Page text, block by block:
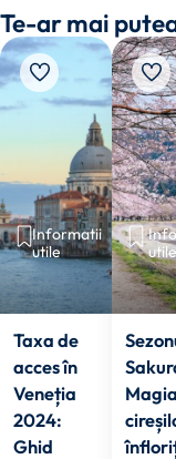
Te-ar mai
Informatii
utile
Taxa de
acces în
Veneția
2024:
Ghid
utile
Magia